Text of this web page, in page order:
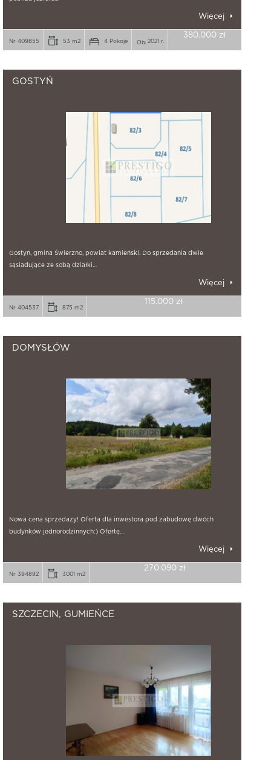
Więcej
Nr 409855 53 m2 4 Pokoje 2021 r.
380.000 zł
GOSTYŃ
Gostyń, gmina Świerzno, powiat kamieński. Do sprzedania dwie
sąsiadujące ze sobą działki…
Więcej
Nr 404537 875 m2
115.000 zł
DOMYSŁÓW
Nowa cena sprzedazy! Oferta dla inwestora pod zabudowę dwóch
budynków jednorodzinnych:) Ofertę…
Więcej
Nr 394892 3001 m2
270.090 zł
SZCZECIN, GUMIEŃCE